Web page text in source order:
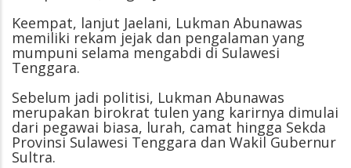
Keempat, lanjut Jaelani, Lukman Abunawas
memiliki rekam jejak dan pengalaman yang
mumpuni selama mengabdi di Sulawesi
Tenggara.
Sebelum jadi politisi, Lukman Abunawas
merupakan birokrat tulen yang karirnya dimulai
dari pegawai biasa, lurah, camat hingga Sekda
Provinsi Sulawesi Tenggara dan Wakil Gubernur
Sultra.